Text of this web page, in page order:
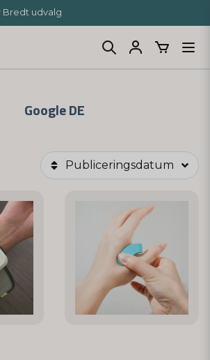
Bredt udvalg
Google DE
Publiceringsdatum